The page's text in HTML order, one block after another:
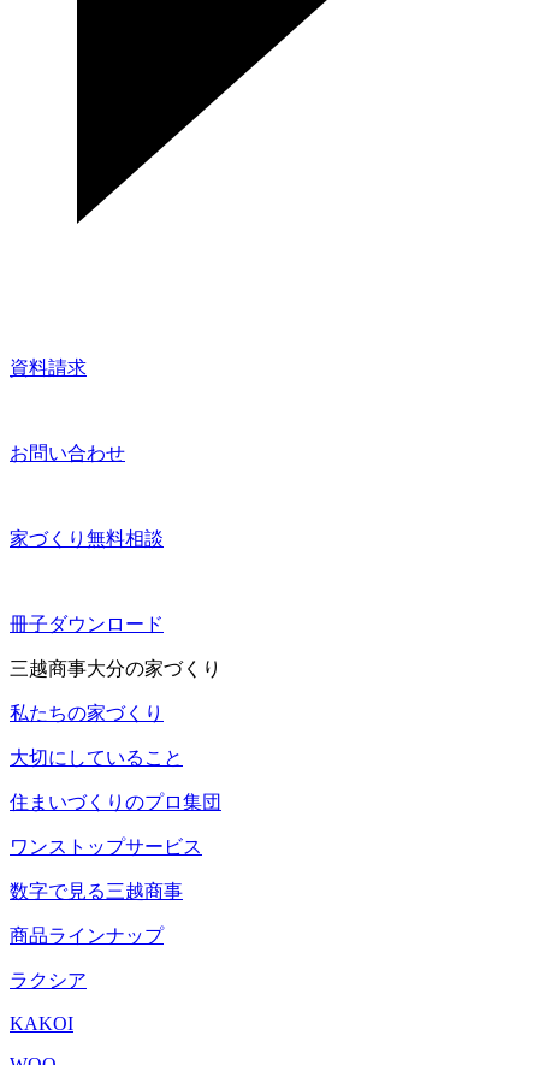
資料請求
お問い合わせ
家づくり無料相談
冊子ダウンロード
三越商事大分の家づくり
私たちの家づくり
大切にしていること
住まいづくりのプロ集団
ワンストップサービス
数字で見る三越商事
商品ラインナップ
ラクシア
KAKOI